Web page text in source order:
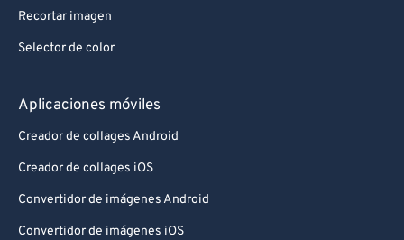
Recortar imagen
Selector de color
Aplicaciones móviles
Creador de collages Android
Creador de collages iOS
Convertidor de imágenes Android
Convertidor de imágenes iOS